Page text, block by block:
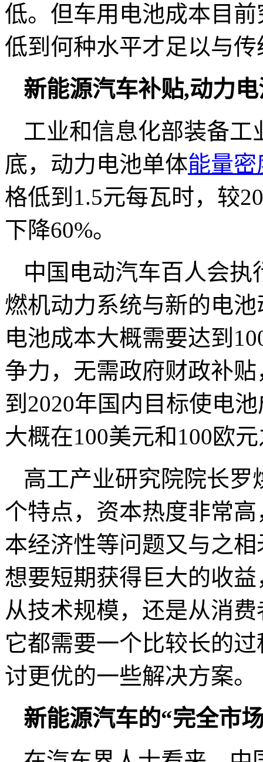
低。但车用电池成本目
低到何种水平才足以与
新能源汽车补贴,动力
工业和信息化部装备工
底，动力电池单体能量密
格低到1.5元每瓦时，较
下降60%。
中国电动汽车百人会
燃机动力系统与新的电
电池成本大概需要达到
争力，无需政府财政补
到2020年国内目标使电
大概在100美元和100欧
高工产业研究院院长
个特点，资本热度非常
本经济性等问题又与之
想要短期获得巨大的收
从技术规模，还是从消
它都需要一个比较长的
讨更优的一些解决方案。
新能源汽车的“完全市